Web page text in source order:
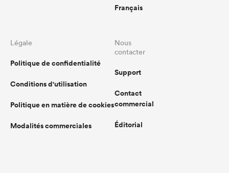
Français
Légale
Politique de confidentialité
Conditions d'utilisation
Politique en matière de cookies
Modalités commerciales
Nous
contacter
Support
Contact
commercial
Éditorial